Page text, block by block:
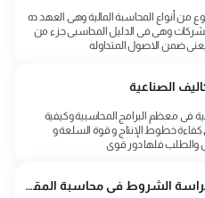
من أنواع المحاسبة المالية وهى العهد ده
وهى فى الدليل المحاسبى جزء من
يعنى ضمن الاصول المتداوله
الصناعية
فى معظم البرامج المحاسبية وكيفية
خطوط الإنتاج و قوة السلعة و
والطلب فلها دور قوى
تعرف على معايير كراسة الشروط فى محاسبة المقاولات